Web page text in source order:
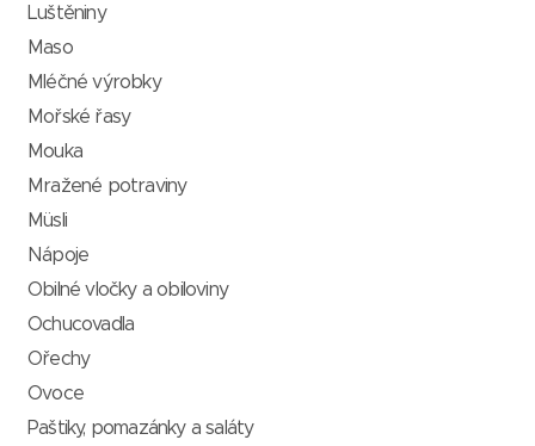
Luštěniny
Maso
Mléčné výrobky
Mořské řasy
Mouka
Mražené potraviny
Müsli
Nápoje
Obilné vločky a obiloviny
Ochucovadla
Ořechy
Ovoce
Paštiky, pomazánky a saláty